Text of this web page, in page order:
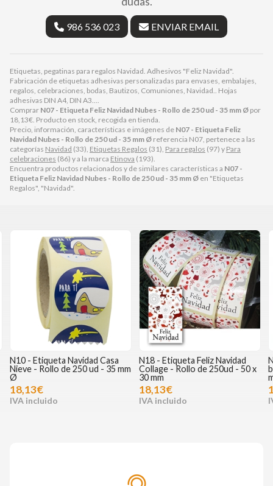
Etiquetas, pegatinas para regalos Navidad. Adhesivos "Feliz Navidad".
Fabricación de etiquetas adhesivas personalizadas para envases, embalajes,
regalos, celebraciones, bodas, Bautizos, Comuniones, Navidad.. Hojas
adhesivas DIN A4, DIN A3....
Comprar N07 - Etiqueta Feliz Navidad Nubes - Rollo de 250 ud - 35 mm Ø por
18,13€ . Producto en stock, recogida en tienda.
Precio, información, características e imágenes de N07 - Etiqueta Feliz
Navidad Nubes - Rollo de 250 ud - 35 mm Ø referencia N07, pertenece a las
categorías Navidad (33), Etiquetas Regalos (31), Para regalos (97) y Para
celebraciones (86) y a la marca Etinova (193).
Encuentra productos relacionados y de similares características a N07 -
Etiqueta Feliz Navidad Nubes - Rollo de 250 ud - 35 mm Ø en "Etiquetas
Regalos", "Navidad".
986 536 023 ENVIAR EMAIL
N18 - Etiqueta Feliz Navidad
Collage - Rollo de 250ud - 50 x
30 mm
18,13€
N20 - Etiqueta ¿Has sido
bueno? - Rollo de 250 ud - 35
mm Ø
18,13€
-